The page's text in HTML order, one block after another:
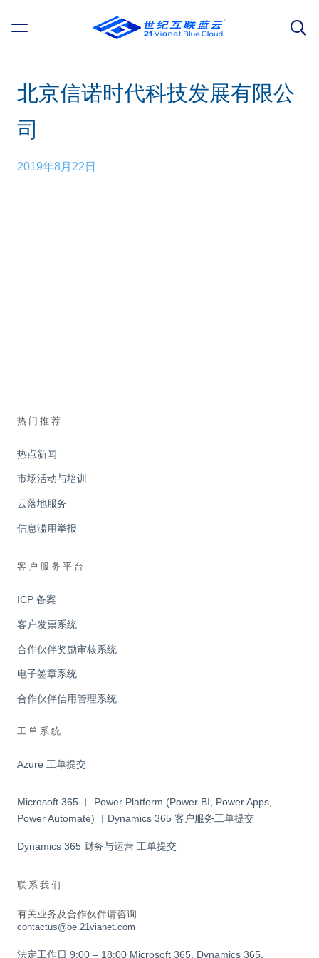
北京信诺时代科技发展有限公
司
2019年8月22日
热门推荐
热点新闻
市场活动与培训
云落地服务
信息滥用举报
客户服务平台
ICP 备案
客户发票系统
合作伙伴奖励审核系统
电子签章系统
合作伙伴信用管理系统
工单系统
Azure 工单提交
Microsoft 365 ︱ Power Platform (Power BI, Power Apps,
Power Automate) ︱Dynamics 365 客户服务工单提交
Dynamics 365 财务与运营 工单提交
联系我们
有关业务及合作伙伴请咨询
contactus@oe.21vianet.com
法定工作日 9:00 – 18:00 Microsoft 365, Dynamics 365,